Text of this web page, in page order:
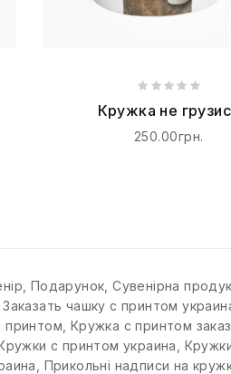
Кружка не
250.00грн.
Подарунок ,Сувенірна
,Заказать чашку с принтом
принтом Кружка с принтом
с принтом украина
Прикольні надписи на